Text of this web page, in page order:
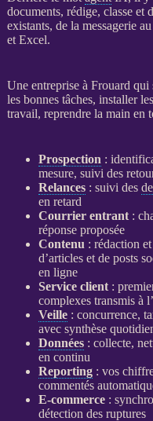
documents, rédige, classe et
existants, de la messagerie au
et Excel.
Une entreprise à Frouard
les bonnes tâches, installer les
travail, reprendre la main en
Prospection :
mesure, suivi des
Relances: suivi des
en retard
Courrier entrant:
réponse proposée
Contenu : rédaction
d’articles et de posts
en ligne
Service client:
complexes transmis à
Veille: concurrence,
avec synthèse
Données: collecte,
en continu
Reporting: vos
commentés
E-commerce:
détection des ruptures